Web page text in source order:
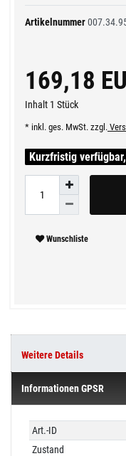
Artikelnummer
169,18
Inhalt 1 Stück
* inkl. ges. MwSt. zzgl.
Kurzfristig
Wunschliste
Weitere Details
Informationen GPSR
Technisches
Merkmal
Wert
Art.-ID
Zustand